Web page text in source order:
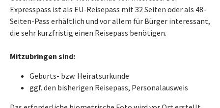
Expresspass ist als EU-Reisepass mit 32 Seiten oder als 48-
Seiten-Pass erhältlich und vor allem für Bürger interessant,
die sehr kurzfristig einen Reisepass benötigen.
Mitzubringen sind:
Geburts- bzw. Heiratsurkunde
ggf. den bisherigen Reisepass, Personalausweis